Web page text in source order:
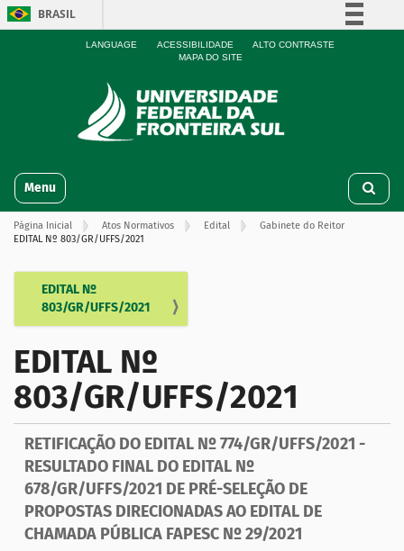
BRASIL
Simplifique!
Participe
Acesso à informação
LANGUAGE ACESSIBILIDADE
ALTO CONTRASTE
MAPA DO SITE
v
Toggle navigation
Página Inicial Atos Normativos Edital
Gabinete do Reitor
EDITAL Nº 803/GR/UFFS/2021
e
g
a
ç
ã
o
EDITAL Nº
803/GR/UFFS/2021
EDITAL Nº
803/GR/UFFS/2021
RETIFICAÇÃO DO EDITAL Nº 774/GR/UFFS/2021 -
RESULTADO FINAL DO EDITAL Nº
678/GR/UFFS/2021 DE PRÉ-SELEÇÃO DE
PROPOSTAS DIRECIONADAS AO EDITAL DE
CHAMADA PÚBLICA FAPESC Nº 29/2021